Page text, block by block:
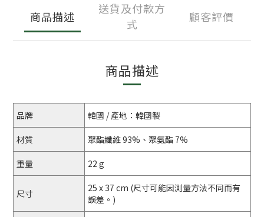
商品描述
送貨及付款方
式
顧客評價
商品描述
品牌 韓國 / 產地：韓國製
材質 聚酯纖維 93%、聚氨酯 7%
重量 22 g
尺寸
25 x 37 cm (尺寸可能因測量方法不同而有
誤差。)